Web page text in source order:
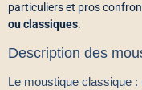
particuliers et pros
ou classiques.
Description des
Le moustique classique